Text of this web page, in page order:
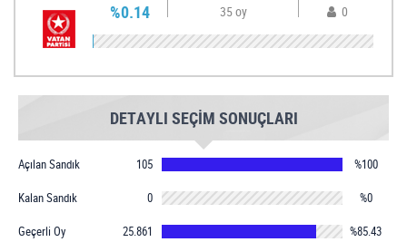
%0.14 35 oy 0
DETAYLI SEÇİM SONUÇLARI
Açılan Sandık 105 %100
Kalan Sandık 0 %0
Geçerli Oy 25.861 %85.43